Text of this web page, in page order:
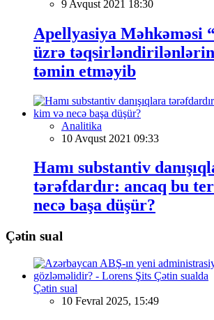
9 Avqust 2021 18:30
Apellyasiya Məhkəməsi
üzrə
təmin etməyib
Analitika
10 Avqust 2021 09:33
Hamı substantiv
tərəfdardır: ancaq bu
necə başa düşür?
Çətin sual
Çətin sual
10 Fevral 2025, 15:49